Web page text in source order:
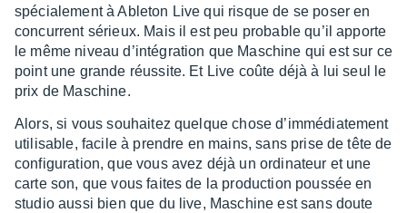
spécia­le­ment à Able­ton Live qui risque de se poser en
concur­rent sérieux. Mais il est peu probable qu’il apporte
le même niveau d’in­té­gra­tion que Maschine qui est sur ce
point une grande réus­site. Et Live coûte déjà à lui seul le
prix de Maschine.
Alors, si vous souhai­tez quelque chose d’im­mé­dia­te­ment
utili­sable, facile à prendre en mains, sans prise de tête de
confi­gu­ra­tion, que vous avez déjà un ordi­na­teur et une
carte son, que vous faites de la produc­tion pous­sée en
studio aussi bien que du live, Maschine est sans doute